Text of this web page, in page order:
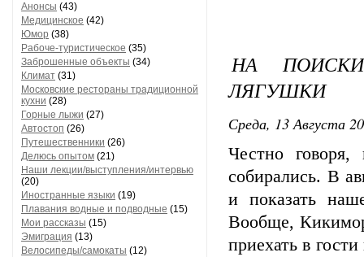
Анонсы (43)
Медицинское (42)
Юмор (38)
Рабоче-туристическое (35)
Заброшенные объекты (34)
Климат (31)
Московские рестораны традиционной
кухни (28)
Горные лыжи (27)
Автостоп (26)
Путешественники (26)
Делюсь опытом (21)
Наши лекции/выступления/интервью
(20)
Иностранные языки (19)
Плавания водные и подводные (15)
Мои рассказы (15)
Эмиграция (13)
Велосипеды/самокаты (12)
НА
ЛЯГУШКИ
Среда, 13 Августа
Честно
собирались. В
и показать
Вообще,
приехать в